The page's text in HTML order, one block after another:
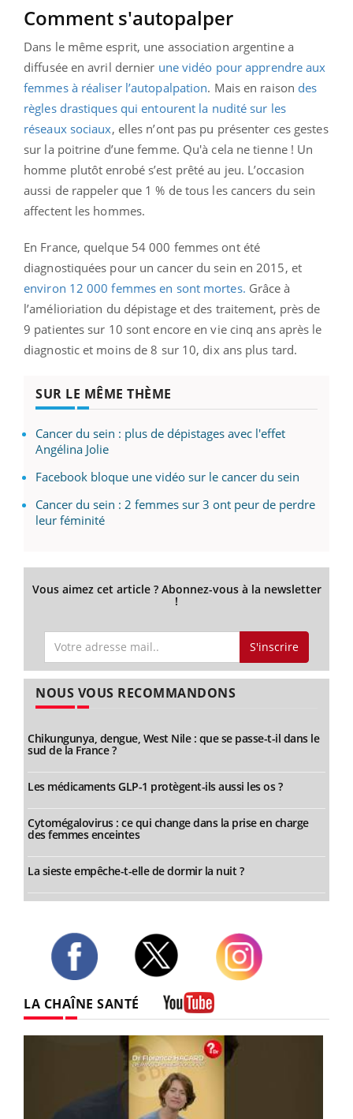
Comment s'autopalper
Dans le même esprit, une association argentine a
diffusée en avril dernier une vidéo pour apprendre aux
femmes à réaliser l’autopalpation. Mais en raison des
règles drastiques qui entourent la nudité sur les
réseaux sociaux, elles n’ont pas pu présenter ces gestes
sur la poitrine d’une femme. Qu'à cela ne tienne ! Un
homme plutôt enrobé s’est prêté au jeu. L’occasion
aussi de rappeler que 1 % de tous les cancers du sein
affectent les hommes.
En France, quelque 54 000 femmes ont été
diagnostiquées pour un cancer du sein en 2015, et
environ 12 000 femmes en sont mortes. Grâce à
l’amélioriation du dépistage et des traitement, près de
9 patientes sur 10 sont encore en vie cinq ans après le
diagnostic et moins de 8 sur 10, dix ans plus tard.
SUR LE MÊME THÈME
Cancer du sein : plus de dépistages avec l'effet
Angélina Jolie
Facebook bloque une vidéo sur le cancer du sein
Cancer du sein : 2 femmes sur 3 ont peur de perdre
leur féminité
Vous aimez cet article ? Abonnez-vous à la newsletter
!
S'inscrire
NOUS VOUS RECOMMANDONS
Chikungunya, dengue, West Nile : que se passe-t-il dans le
sud de la France ?
Les médicaments GLP-1 protègent-ils aussi les os ?
Cytomégalovirus : ce qui change dans la prise en charge
des femmes enceintes
La sieste empêche-t-elle de dormir la nuit ?
LA CHAÎNE SANTÉ